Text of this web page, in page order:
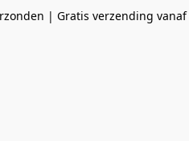
| Gratis verzending vanaf